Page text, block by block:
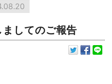
してのご報告